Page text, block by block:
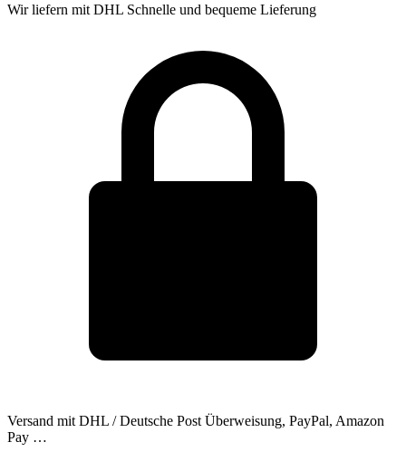
Wir liefern mit DHL Schnelle und bequeme Lieferung
Versand mit DHL / Deutsche Post Überweisung, PayPal, Amazon
Pay …